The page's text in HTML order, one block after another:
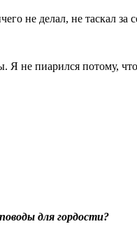
не делал, не таскал за
не пиарился потому, что
для гордости?